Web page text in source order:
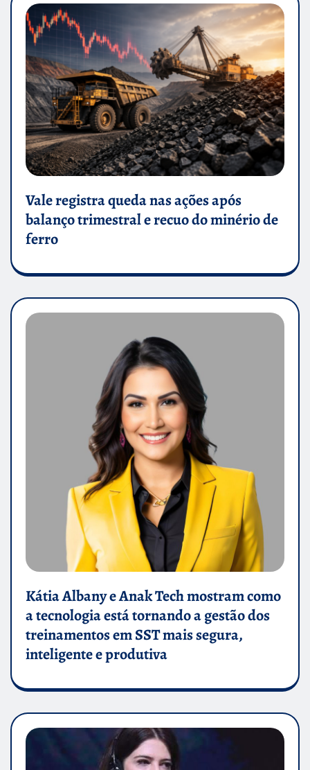
Vale registra queda nas ações após
balanço trimestral e recuo do minério de
ferro
Kátia Albany e Anak Tech mostram como
a tecnologia está tornando a gestão dos
treinamentos em SST mais segura,
inteligente e produtiva